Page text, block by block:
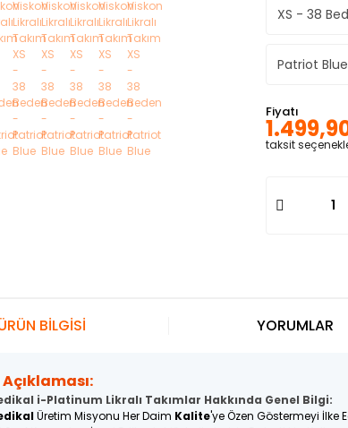
Fiyatı
taksit
BİLGİSİ
i-Platinum Likralı Takımlar Hakkında Genel Bilgi:
Üretim Misyonu Her Daim Kalite'ye Özen Göstermeyi İlke
YORUMLAR